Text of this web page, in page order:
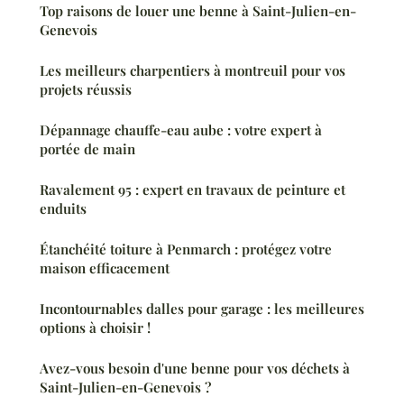
Top raisons de louer une benne à Saint-Julien-en-
Genevois
Les meilleurs charpentiers à montreuil pour vos
projets réussis
Dépannage chauffe-eau aube : votre expert à
portée de main
Ravalement 95 : expert en travaux de peinture et
enduits
Étanchéité toiture à Penmarch : protégez votre
maison efficacement
Incontournables dalles pour garage : les meilleures
options à choisir !
Avez-vous besoin d'une benne pour vos déchets à
Saint-Julien-en-Genevois ?